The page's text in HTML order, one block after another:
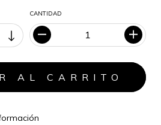
CANTIDAD